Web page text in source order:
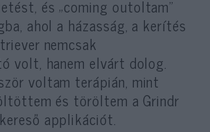
és „coming outoltam”
ahol a házasság, a kerítés
nemcsak
volt, hanem elvárt dolog.
voltam terápián, mint
és töröltem a Grindr
applikációt.